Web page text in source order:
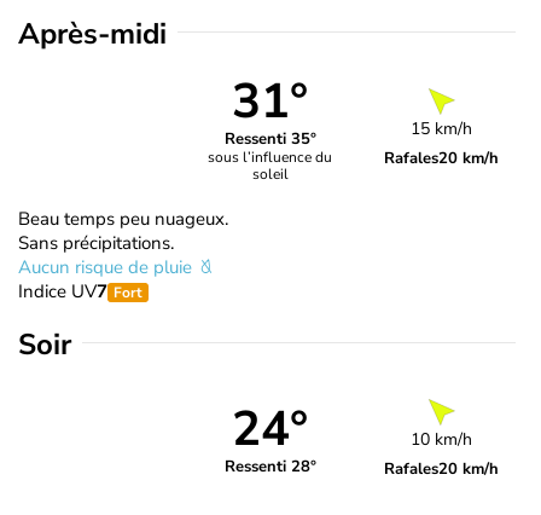
Après-midi
31°
Ressenti 35°
sous l’influence du
soleil
15 km/h
Rafales20 km/h
Beau temps peu nuageux.
Sans précipitations.
Aucun risque de pluie
Indice UV7 Fort
Soir
24°
Ressenti 28°
10 km/h
Rafales20 km/h